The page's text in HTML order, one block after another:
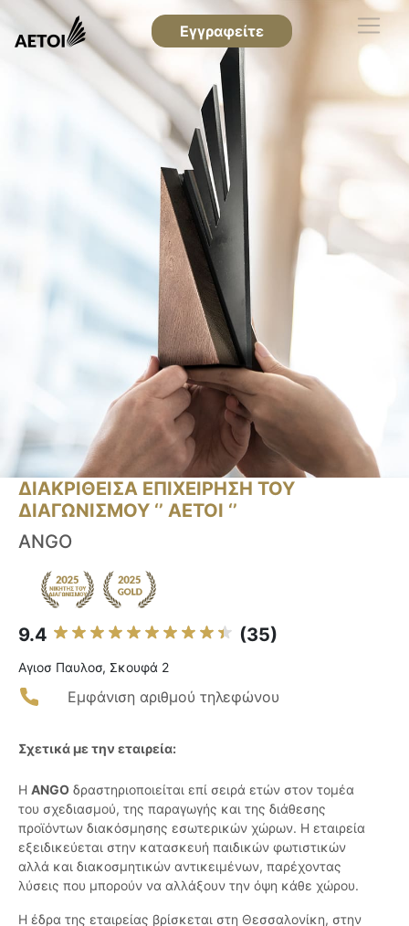
Εγγραφείτε
ΔΙΑΚΡΙΘΕΙΣΑ ΕΠΙΧΕΙΡΗΣΗ ΤΟΥ
ΔΙΑΓΩΝΙΣΜΟΥ ‘’ ΑΕΤΟΙ ‘’
ANGO
9.4 (35)
Αγιοσ Παυλοσ, Σκουφά 2
Εμφάνιση αριθμού τηλεφώνου
Σχετικά με την εταιρεία:
Η ANGO δραστηριοποιείται επί σειρά ετών στον τομέα
του σχεδιασμού, της παραγωγής και της διάθεσης
προϊόντων διακόσμησης εσωτερικών χώρων. Η εταιρεία
εξειδικεύεται στην κατασκευή παιδικών φωτιστικών
αλλά και διακοσμητικών αντικειμένων, παρέχοντας
λύσεις που μπορούν να αλλάξουν την όψη κάθε χώρου.
Η έδρα της εταιρείας βρίσκεται στη Θεσσαλονίκη, στην